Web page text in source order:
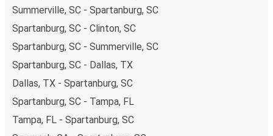
Summerville, SC - Spartanburg, SC
Spartanburg, SC - Clinton, SC
Spartanburg, SC - Summerville, SC
Spartanburg, SC - Dallas, TX
Dallas, TX - Spartanburg, SC
Spartanburg, SC - Tampa, FL
Tampa, FL - Spartanburg, SC